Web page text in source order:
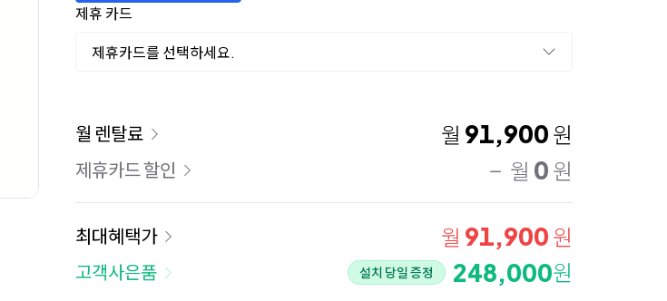
제휴 카드
제휴카드를 선택하세요.
이용 요금
월 렌탈료 월 91,900 원
제휴카드 할인 월 0 원
최대혜택가 월 91,900 원
고객사은품 설치 당일 증정 248,000원